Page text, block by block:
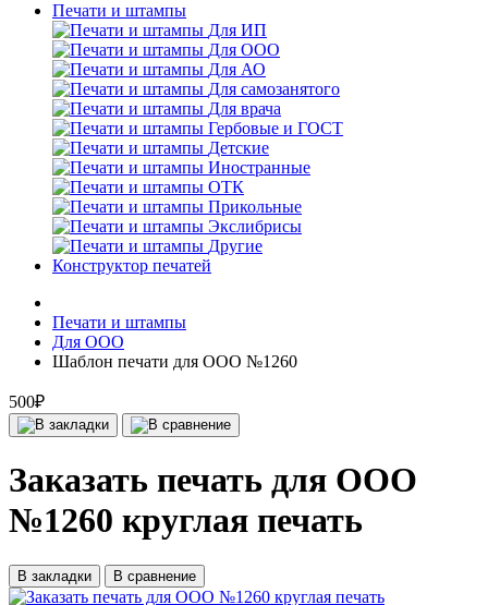
Печати и штампы
Для ИП
Для ООО
Для АО
Для самозанятого
Для врача
Гербовые и ГОСТ
Детские
Иностранные
ОТК
Прикольные
Экслибрисы
Другие
Конструктор печатей
Печати и штампы
Для ООО
Шаблон печати для ООО №1260
500₽
Заказать печать для ООО
№1260 круглая печать
В закладки В сравнение